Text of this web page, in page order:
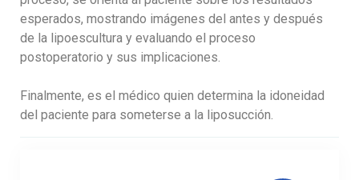
esperados, mostrando imágenes del antes y después
de la lipoescultura y evaluando el proceso
postoperatorio y sus implicaciones.
Finalmente, es el médico quien determina la idoneidad
del paciente para someterse a la liposucción.